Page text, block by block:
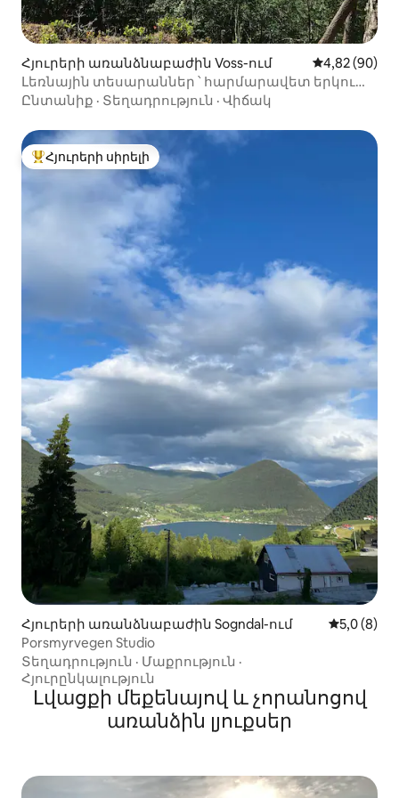
Հյուրերի առանձնաբաժին Voss-ում Միջին
4,82 (90)
Լեռնային տեսարաններ ՝ հարմարավետ երկու
սենյականոց բնակարան
Ընտանիք · Տեղադրություն · Վիճակ
Հյուրերի սիրելի լավագույն տները
Հյուրերի սիրելի
Հյուրերի առանձնաբաժին Sogndal-ում Միջին
5,0 (8)
Porsmyrvegen Studio
Տեղադրություն · Մաքրություն ·
Հյուրընկալություն
Լվացքի մեքենայով և չորանոցով
առանձին լյուքսեր